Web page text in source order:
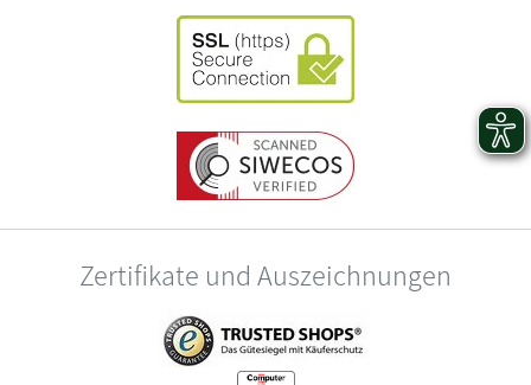
Zertifikate und Auszeichnungen